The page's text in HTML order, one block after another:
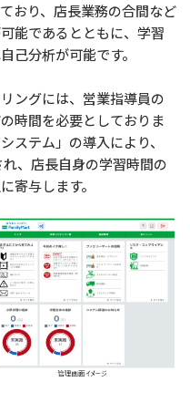
おり、店長業務の合間など
能であるとともに、学習
己分析が可能です。
ングには、営業指導員の
時間を必要としておりま
ステム」の導入により、
れ、店長自身の学習時間の
寄与します。